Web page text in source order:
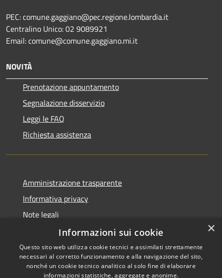
PEC: comune.gaggiano@pec.regione.lombardia.it
Centralino Unico: 02 9089921
Email: comune@comune.gaggiano.mi.it
NOVITÀ
Prenotazione appuntamento
Segnalazione disservizio
Leggi le FAQ
Richiesta assistenza
Amministrazione trasparente
Informativa privacy
Note legali
Dichiarazione di accessibilità
×
Informazioni sui cookie
Questo sito web utilizza cookie tecnici e assimilati strettamente
necessari al corretto funzionamento e alla navigazione del sito,
nonché un cookie tecnico analitico al solo fine di elaborare
informazioni statistiche, aggregate e anonime.